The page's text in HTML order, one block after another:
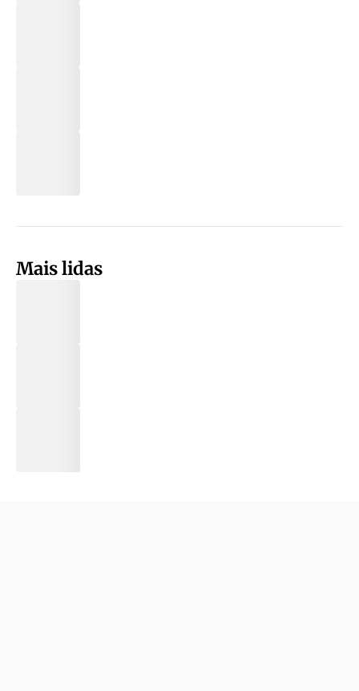
Mais lidas